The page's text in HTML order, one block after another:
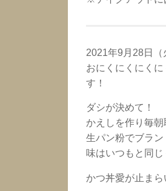
2021年9月28日（
おにくにくにく
す！
ダシが決めて！
かえしを作り毎朝
生パン粉でブラン
味はいつもと同じ
かつ丼愛が止まら